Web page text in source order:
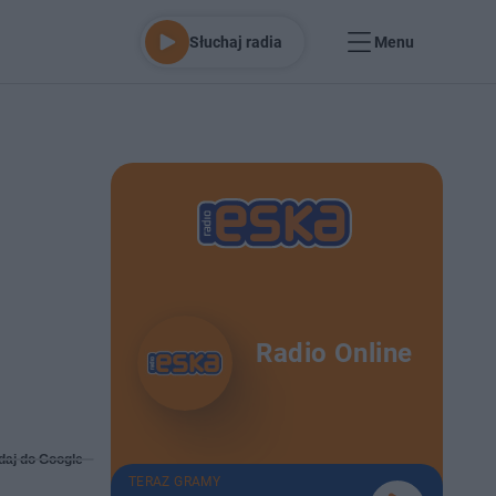
Słuchaj radia Menu
do Google
Radio Online
TERAZ GRAMY